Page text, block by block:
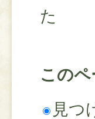
た
この
見つ